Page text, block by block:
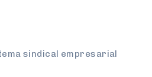
sindical empresarial